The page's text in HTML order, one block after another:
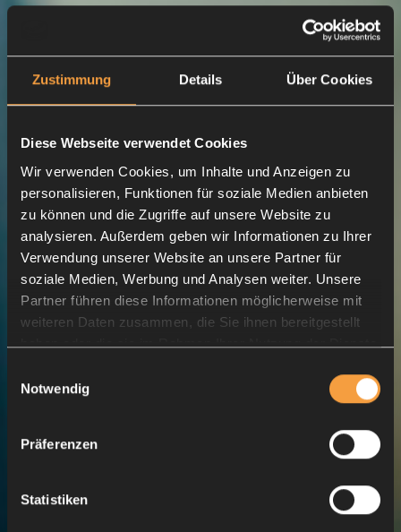
Zustimmung Details Über Cookies
Diese Webseite verwendet Cookies
Wir verwenden Cookies, um Inhalte und Anzeigen zu
personalisieren, Funktionen für soziale Medien anbieten
zu können und die Zugriffe auf unsere Website zu
analysieren. Außerdem geben wir Informationen zu Ihrer
Verwendung unserer Website an unsere Partner für
soziale Medien, Werbung und Analysen weiter. Unsere
Partner führen diese Informationen möglicherweise mit
weiteren Daten zusammen, die Sie ihnen bereitgestellt
haben oder die sie im Rahmen Ihrer Nutzung der Dienste
Notwendig
Präferenzen
Statistiken
Die Welt ist bereit für
Mit FEIYR erreichst du dein Publikum